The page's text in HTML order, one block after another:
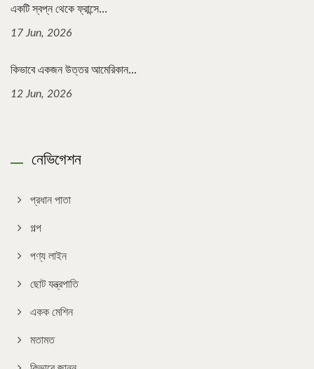
একটি স্বপ্ন থেকে ফ্রান্সে...
17 Jun, 2026
কিভাবে একজন উত্তর আমেরিকান...
12 Jun, 2026
নেভিগেশন
প্রধান পাতা
গল্প
পণ্য লাইন
ছোট যন্ত্রপাতি
একক মেশিন
মতামত